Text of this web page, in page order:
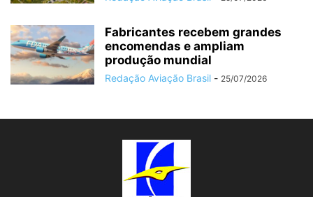
Fabricantes recebem grandes
encomendas e ampliam
produção mundial
Redação Aviação Brasil - 25/07/2026